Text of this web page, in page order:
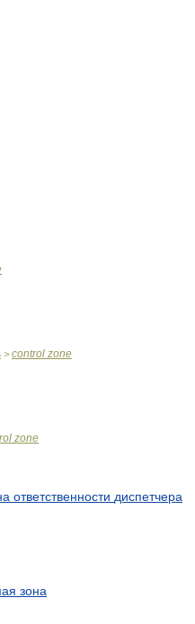
> control zone
zone
ответственности диспетчера
зона